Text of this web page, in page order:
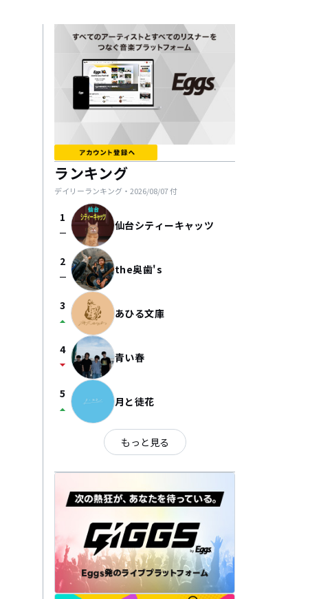
ランキング
デイリーランキング・ 2026/08/07付
1
check_indeterminate_small 仙台シティーキャッツ
2
check_indeterminate_small the奥歯's
3
arrow_drop_up あひる文庫
4
arrow_drop_down 青い春
5
arrow_drop_up 月と徒花
もっと見る